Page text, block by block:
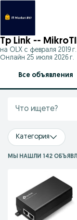
Tp Link --
на OLX с февраля 2019 г.
Онлайн 25 июля 2026 г.
Все объявления
Категория
МЫ НАШЛИ 142